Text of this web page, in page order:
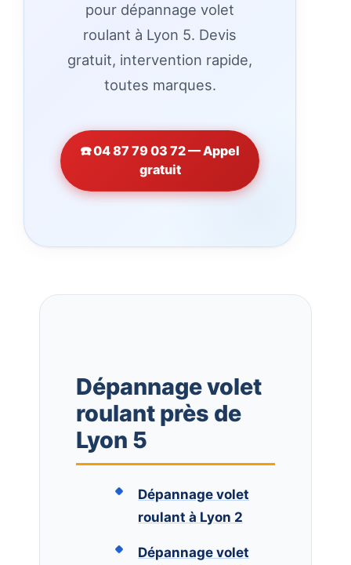
pour dépannage volet
roulant à Lyon 5. Devis
gratuit, intervention rapide,
toutes marques.
☎️ 04 87 79 03 72 — Appel
gratuit
Dépannage volet
roulant près de
Lyon 5
Dépannage volet
roulant à Lyon 2
Dépannage volet